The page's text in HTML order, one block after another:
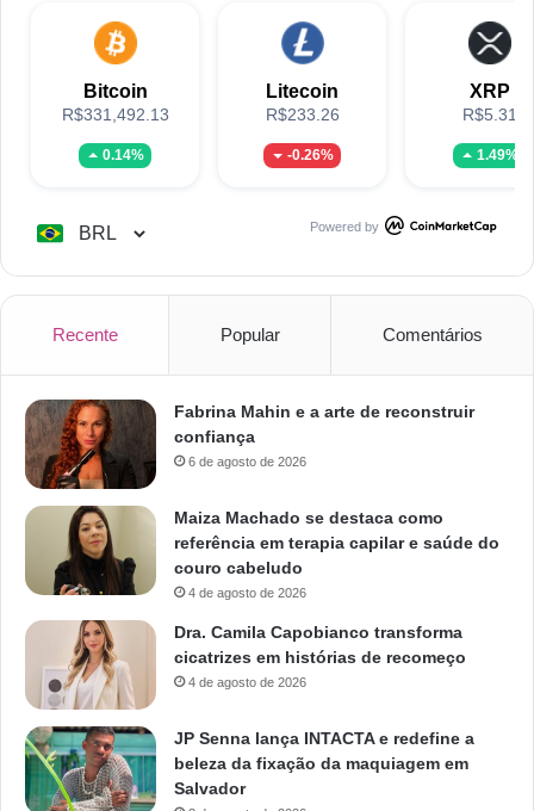
Bitcoin
R$331,492.13
0.14%
Litecoin
R$233.26
-0.26%
XRP
R$5.31
1.49%
Powered by
Recente Popular Comentários
Fabrina Mahin e a arte de reconstruir
confiança
6 de agosto de 2026
Maiza Machado se destaca como
referência em terapia capilar e saúde do
couro cabeludo
4 de agosto de 2026
Dra. Camila Capobianco transforma
cicatrizes em histórias de recomeço
4 de agosto de 2026
JP Senna lança INTACTA e redefine a
beleza da fixação da maquiagem em
Salvador